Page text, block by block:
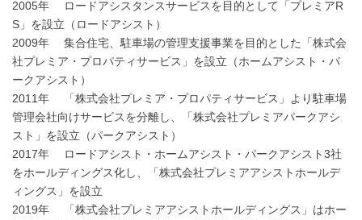
2005年 ロードアシスタンスサービスを目的として「プレミアR
S」を設立（ロードアシスト）
2009年 集合住宅、駐車場の管理支援事業を目的とした「株式会
社プレミア・プロパティサービス」を設立（ホームアシスト・パ
ークアシスト）
2011年 「株式会社プレミア・プロパティサービス」より駐車場
管理会社向けサービスを分離し、「株式会社プレミアパークアシ
スト」を設立（パークアシスト）
2017年 ロードアシスト・ホームアシスト・パークアシスト3社
をホールディングス化し、「株式会社プレミアアシストホールデ
ィングス」を設立
2019年 「株式会社プレミアアシストホールディングス」はホー